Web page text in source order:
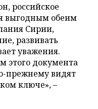
российское
выгодным обеим
Сирии,
развивать
уважения.
этого документа
прежнему видят
ключе», –